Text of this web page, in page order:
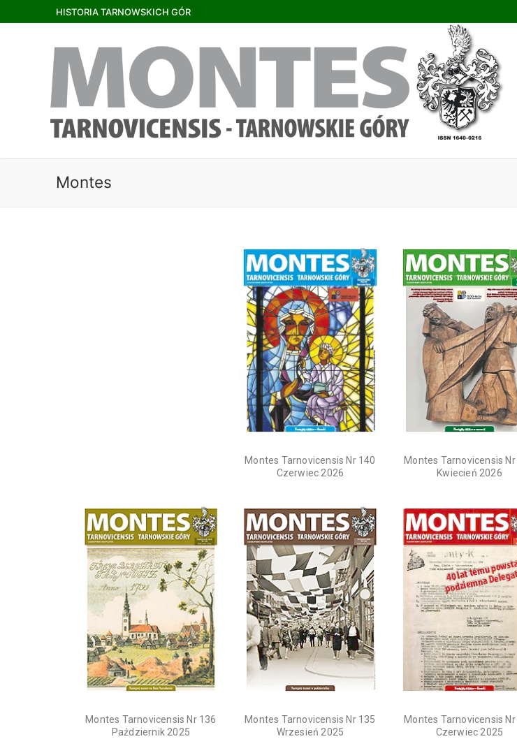
HISTORIA TARNOWSKICH GÓR
Montes
Montes Tarnovicensis Nr 140
Czerwiec 2026
Montes Tarnovicensis Nr
Kwiecień 2026
Montes Tarnovicensis Nr 136
Październik 2025
Montes Tarnovicensis Nr 135
Wrzesień 2025
Montes Tarnovicensis
Czerwiec 2025